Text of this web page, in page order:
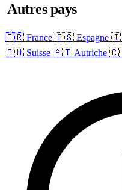
Autres pays
🇫🇷 France 🇪🇸 Espagne
🇨🇭 Suisse 🇦🇹 Autriche